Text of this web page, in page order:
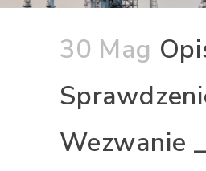
30 Mag
Wezwanie